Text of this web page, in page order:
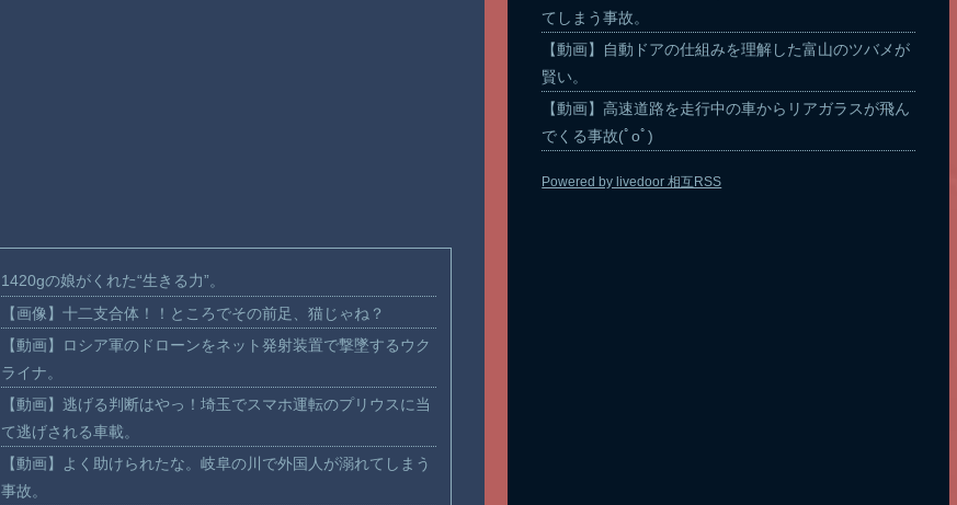
1420gの娘がくれた“生きる力”。
【画像】十二支合体！！ところでその前足、猫じゃね？
【動画】ロシア軍のドローンをネット発射装置で撃墜するウク
ライナ。
【動画】逃げる判断はやっ！埼玉でスマホ運転のプリウスに当
て逃げされる車載。
【動画】よく助けられたな。岐阜の川で外国人が溺れてしまう
事故。
てしまう事故。
【動画】自動ドアの仕組みを理解した富山のツバメが
賢い。
【動画】高速道路を走行中の車からリアガラスが飛ん
でくる事故(ﾟoﾟ)
Powered by livedoor 相互RSS